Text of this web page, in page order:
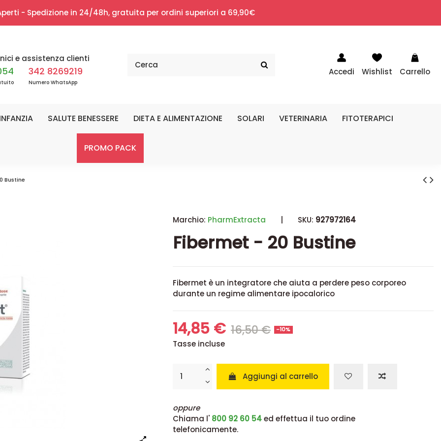
- Spedizione in 24/48h, gratuita per ordini superiori a 69,90€
e assistenza clienti
342 8269219
Numero WhatsApp
Accedi Wishlist Carrello
SALUTE BENESSERE DIETA E ALIMENTAZIONE SOLARI VETERINARIA FITOTERAPICI
PROMO PACK
Bustine
Marchio: PharmExtracta | SKU: 927972164
Fibermet - 20 Bustine
Fibermet è un integratore che aiuta a perdere peso corporeo
durante un regime alimentare ipocalorico
14,85 € 16,50 € -10%
Tasse incluse
Aggiungi al carrello
oppure
Chiama l' 800 92 60 54ed effettua il tuo ordine
telefonicamente.